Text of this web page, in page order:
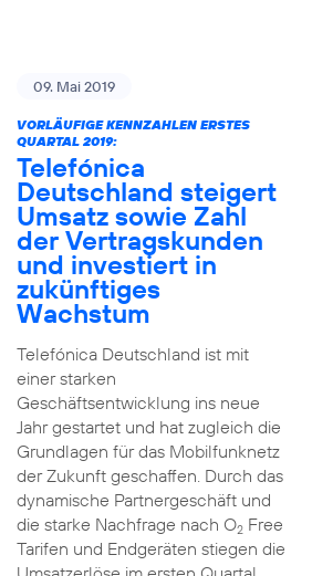
09. Mai 2019
VORLÄUFIGE KENNZAHLEN ERSTES
QUARTAL 2019:
Telefónica
Deutschland steigert
Umsatz sowie Zahl
der Vertragskunden
und investiert in
zukünftiges
Wachstum
Telefónica Deutschland ist mit
einer starken
Geschäftsentwicklung ins neue
Jahr gestartet und hat zugleich die
Grundlagen für das Mobilfunknetz
der Zukunft geschaffen. Durch das
dynamische Partnergeschäft und
die starke Nachfrage nach O2Free
Tarifen und Endgeräten stiegen die